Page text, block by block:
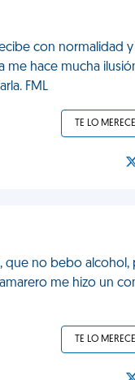
con normalidad
hace mucha
FML
TE LO
que no bebo
me hizo un
TE LO